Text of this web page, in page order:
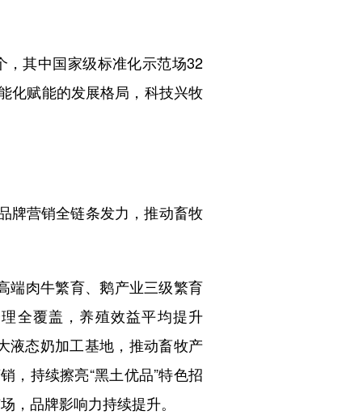
其中国家级标准化示范场32
化赋能的发展格局，科技兴牧
营销全链条发力，推动畜牧
肉牛繁育、鹅产业三级繁育
全覆盖，养殖效益平均提升
液态奶加工基地，推动畜牧产
，持续擦亮“黑土优品”特色招
，品牌影响力持续提升。